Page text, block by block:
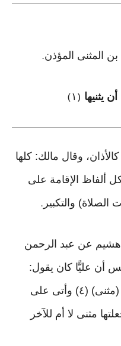
.
( ١ )
وقال مالك: كلها
ألفاظ الإقامة على
والتكبير .
هشيم عن عبد الرحمن
(١) بن قيس أن عليًّا كان يقول:
الأذان (٢) (مثنى) و(الإقامة) (٣) (مثنى) (٤) وأتى على
مثنى لا أم للآخر